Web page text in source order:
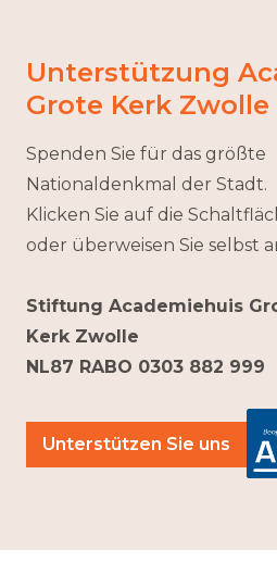
Unterstützung
Grote Kerk Zwolle
Spenden Sie für das größte
Nationaldenkmal der Stadt.
Klicken Sie auf die
oder überweisen Sie selbst
Stiftung Academiehuis
Kerk Zwolle
NL87 RABO 0303 882 999
Unterstützen Sie uns